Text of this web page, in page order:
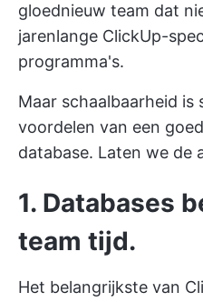
gloednieuw team dat
jarenlange ClickUp-
programma's.
Maar schaalbaarheid is
voordelen van een
database. Laten we de
1. Databases
team tijd.
Het belangrijkste van